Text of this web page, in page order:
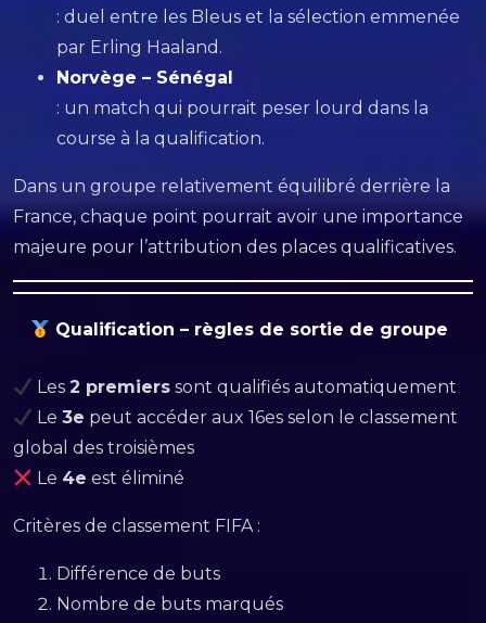
: duel entre les Bleus et la sélection emmenée
par Erling Haaland.
Norvège – Sénégal
: un match qui pourrait peser lourd dans la
course à la qualification.
Dans un groupe relativement équilibré derrière la
France, chaque point pourrait avoir une importance
majeure pour l’attribution des places qualificatives.
Qualification – règles de sortie de groupe
Les2 premiers sont qualifiés automatiquement
Le3e peut accéder aux 16es selon le classement
global des troisièmes
Le 4e est éliminé
Critères de classement FIFA :
Différence de buts
Nombre de buts marqués